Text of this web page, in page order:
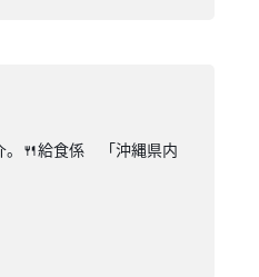
。🍴給食係 「沖縄県内